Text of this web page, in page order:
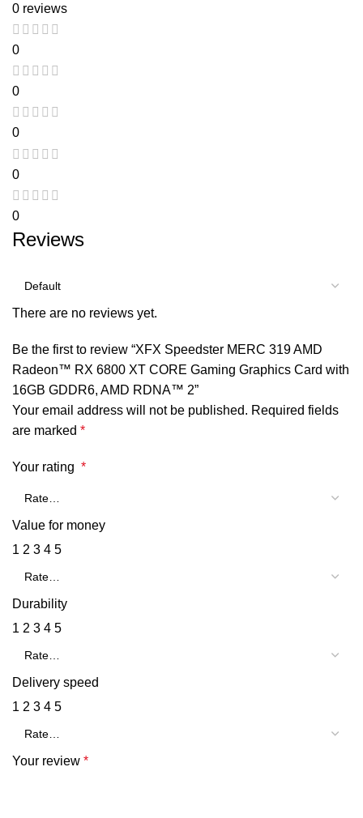
0 reviews
0
0
0
0
0
Reviews
There are no reviews yet.
Be the first to review “XFX Speedster MERC 319 AMD
Radeon™ RX 6800 XT CORE Gaming Graphics Card with
16GB GDDR6, AMD RDNA™ 2”
Your email address will not be published. Required fields
are marked *
Your rating *
Value for money
1 2 3 4 5
Durability
1 2 3 4 5
Delivery speed
1 2 3 4 5
Your review *